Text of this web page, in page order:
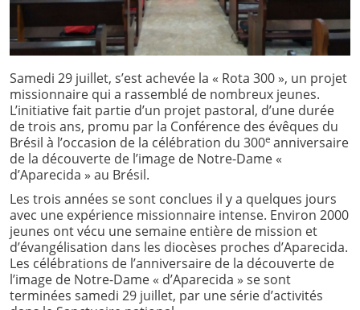
Samedi 29 juillet, s’est achevée la « Rota 300 », un projet
missionnaire qui a rassemblé de nombreux jeunes.
L’initiative fait partie d’un projet pastoral, d’une durée
de trois ans, promu par la Conférence des évêques du
Brésil à l’occasion de la célébration du 300e anniversaire
de la découverte de l’image de Notre-Dame «
d’Aparecida » au Brésil.
Les trois années se sont conclues il y a quelques jours
avec une expérience missionnaire intense. Environ 2000
jeunes ont vécu une semaine entière de mission et
d’évangélisation dans les diocèses proches d’Aparecida.
Les célébrations de l’anniversaire de la découverte de
l’image de Notre-Dame « d’Aparecida » se sont
terminées samedi 29 juillet, par une série d’activités